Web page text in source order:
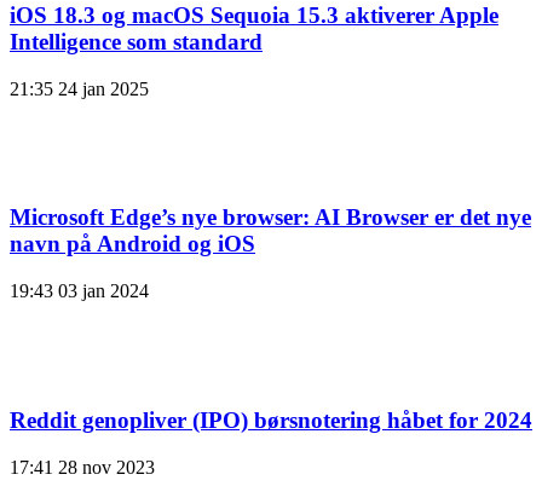
iOS 18.3 og macOS Sequoia 15.3 aktiverer Apple
Intelligence som standard
21:35 24 jan 2025
Microsoft Edge’s nye browser: AI Browser er det nye
navn på Android og iOS
19:43 03 jan 2024
Reddit genopliver (IPO) børsnotering håbet for 2024
17:41 28 nov 2023